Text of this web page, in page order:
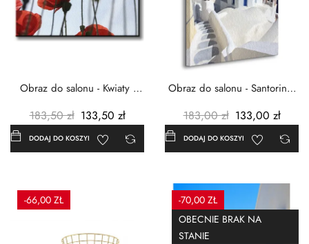
Obraz do salonu - Kwiaty -
183,50 zł 133,50 zł
DODAJ DO KOSZYKA
Obraz do salonu - Santorini -
183,00 zł 133,00 zł
DODAJ DO KOSZYKA
-66,00 ZŁ
-70,00 ZŁ
OBECNIE BRAK NA
STANIE